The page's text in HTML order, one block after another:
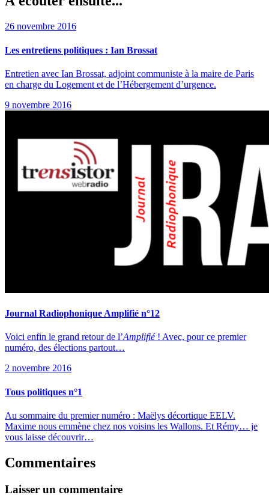
26 novembre 2016
Les entretiens politiques : Ian Brossat
Entretien avec Ian Brossat, adjoint communiste à la maire de Paris
en charge du Logement et de l’Hébergement d’urgence.
9 novembre 2016
Journal Radiophonique Amplifié n°12
Voici enfin le grand retour de l’Amplifié! Avec, pour ce premier
numéro, des élections partout…
2 novembre 2016
Tous politiques n°1
Au sommaire du premier numéro : Maëlys décortique EELV.
Maxime nous emmène chez nos voisins les Wallons. Et Rémy… je
vous laisse découvrir…
Commentaires
Laisser un commentaire